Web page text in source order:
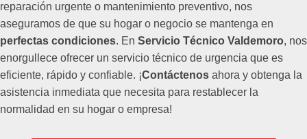
reparación urgente o mantenimiento preventivo, nos
aseguramos de que su hogar o negocio se mantenga en
perfectas condiciones. En Servicio Técnico Valdemoro, nos
enorgullece ofrecer un servicio técnico de urgencia que es
eficiente, rápido y confiable. ¡Contáctenos ahora y obtenga la
asistencia inmediata que necesita para restablecer la
normalidad en su hogar o empresa!